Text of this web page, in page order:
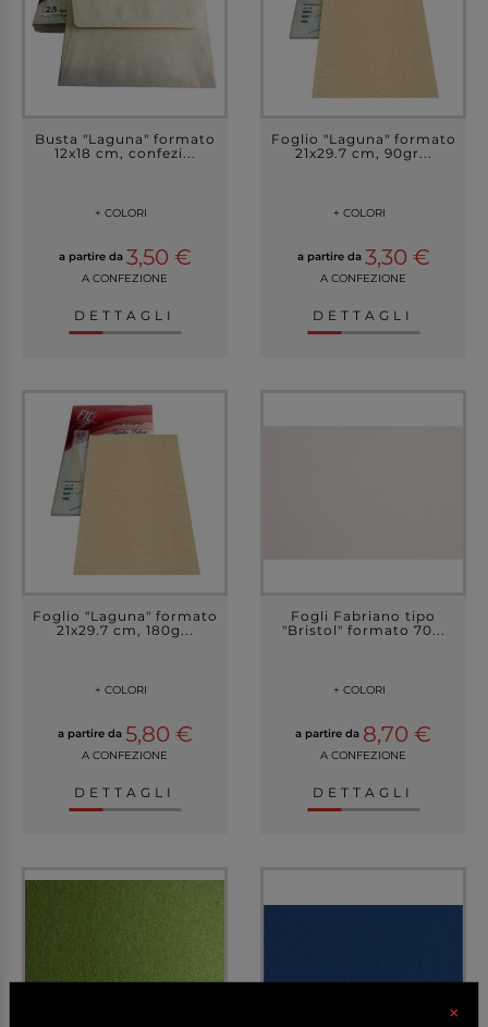
Busta "Laguna" formato
12x18 cm, confezi...
+ COLORI
a partire da 3,50 €
A CONFEZIONE
DETTAGLI
Foglio "Laguna" formato
21x29.7 cm, 90gr...
+ COLORI
a partire da 3,30 €
A CONFEZIONE
DETTAGLI
Foglio "Laguna" formato
21x29.7 cm, 180g...
+ COLORI
a partire da 5,80 €
A CONFEZIONE
DETTAGLI
Fogli Fabriano tipo
"Bristol" formato 70...
+ COLORI
a partire da 8,70 €
A CONFEZIONE
DETTAGLI
×